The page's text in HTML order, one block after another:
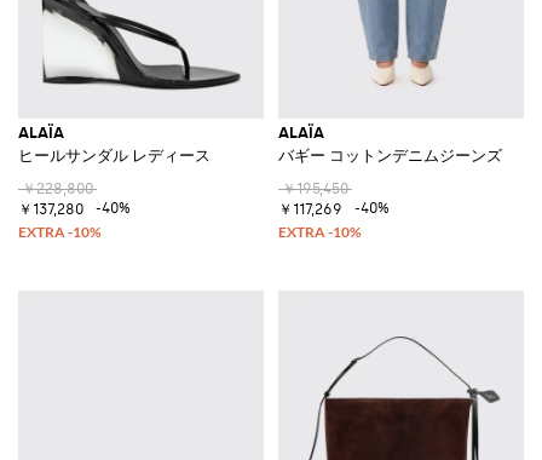
ALAÏA
ヒールサンダル レディース
￥228,800
￥137,280
-40%
ALAÏA
バギー コットンデニムジーンズ
￥195,450
￥117,269
-40%